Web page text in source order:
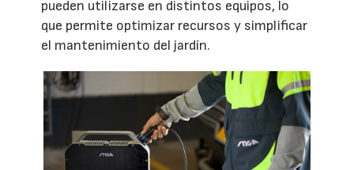
pueden utilizarse en distintos equipos, lo
que permite optimizar recursos y simplificar
el mantenimiento del jardín.